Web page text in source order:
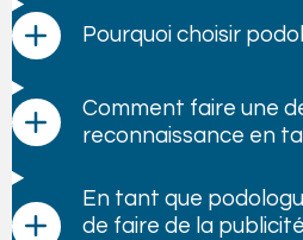
Pourquoi choisir
Comment faire une
reconnaissance en
En tant que
de faire de la